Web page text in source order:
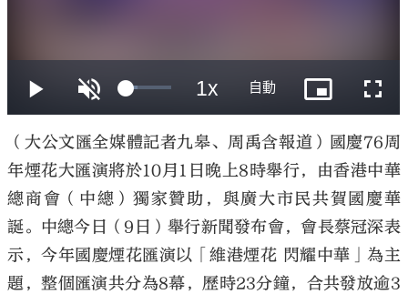
（大公文匯全媒體記者九皋、周禹含報道）國慶76周
年煙花大匯演將於10月1日晚上8時舉行，由香港中華
總商會（中總）獨家贊助，與廣大市民共賀國慶華
誕。中總今日（9日）舉行新聞發布會，會長蔡冠深表
示，今年國慶煙花匯演以「維港煙花 閃耀中華」為主
題，整個匯演共分為8幕，歷時23分鐘，合共發放逾3